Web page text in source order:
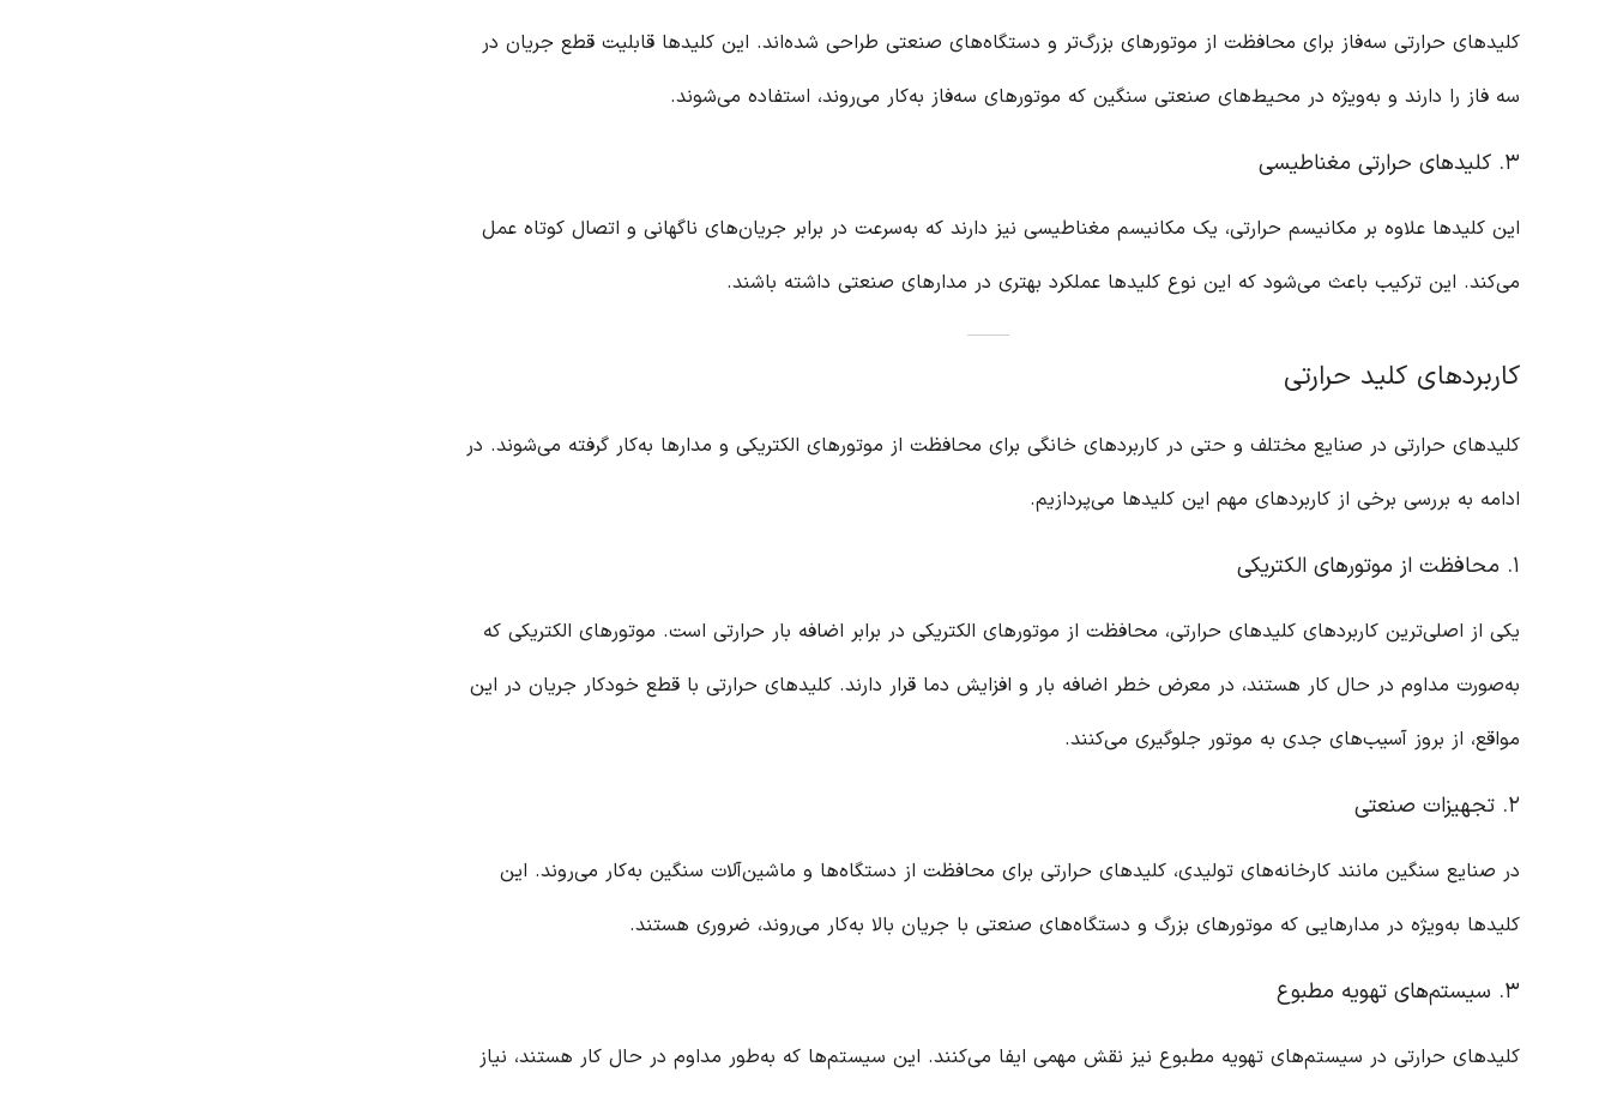
کلیدهای حرارتی سه‌فاز برای محافظت از موتورهای بزرگ‌تر و دستگاه‌های صنعتی طراحی شده‌اند. این کلیدها قابلیت قطع جریان در
سه فاز را دارند و به‌ویژه در محیط‌های صنعتی سنگین که موتورهای سه‌فاز به‌کار می‌روند، استفاده می‌شوند.
۳. کلیدهای حرارتی مغناطیسی
این کلیدها علاوه بر مکانیسم حرارتی، یک مکانیسم مغناطیسی نیز دارند که به‌سرعت در برابر جریان‌های ناگهانی و اتصال کوتاه عمل
می‌کند. این ترکیب باعث می‌شود که این نوع کلیدها عملکرد بهتری در مدارهای صنعتی داشته باشند.
کاربردهای کلید حرارتی
کلیدهای حرارتی در صنایع مختلف و حتی در کاربردهای خانگی برای محافظت از موتورهای الکتریکی و مدارها به‌کار گرفته می‌شوند. در
ادامه به بررسی برخی از کاربردهای مهم این کلیدها می‌پردازیم.
۱. محافظت از موتورهای الکتریکی
یکی از اصلی‌ترین کاربردهای کلیدهای حرارتی، محافظت از موتورهای الکتریکی در برابر اضافه بار حرارتی است. موتورهای الکتریکی که
به‌صورت مداوم در حال کار هستند، در معرض خطر اضافه بار و افزایش دما قرار دارند. کلیدهای حرارتی با قطع خودکار جریان در این
مواقع، از بروز آسیب‌های جدی به موتور جلوگیری می‌کنند.
۲. تجهیزات صنعتی
در صنایع سنگین مانند کارخانه‌های تولیدی، کلیدهای حرارتی برای محافظت از دستگاه‌ها و ماشین‌آلات سنگین به‌کار می‌روند. این
کلیدها به‌ویژه در مدارهایی که موتورهای بزرگ و دستگاه‌های صنعتی با جریان بالا به‌کار می‌روند، ضروری هستند.
۳. سیستم‌های تهویه مطبوع
کلیدهای حرارتی در سیستم‌های تهویه مطبوع نیز نقش مهمی ایفا می‌کنند. این سیستم‌ها که به‌طور مداوم در حال کار هستند، نیاز